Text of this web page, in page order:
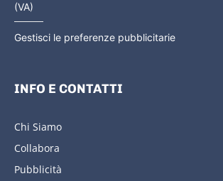
(VA)
Gestisci le preferenze pubblicitarie
INFO E CONTATTI
Chi Siamo
Collabora
Pubblicità